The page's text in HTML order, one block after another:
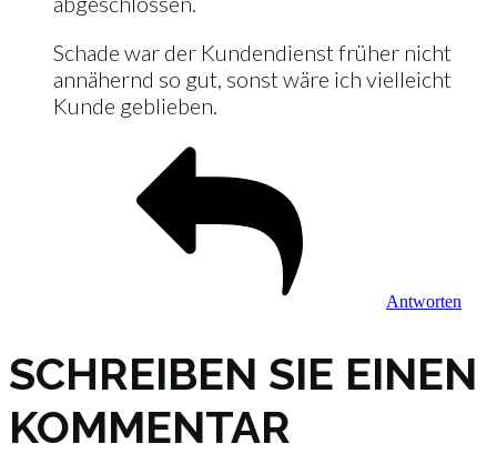
Schade war der Kundendienst früher nicht
annähernd so gut, sonst wäre ich vielleicht
Kunde geblieben.
Antworten
SCHREIBEN SIE EINEN
KOMMENTAR